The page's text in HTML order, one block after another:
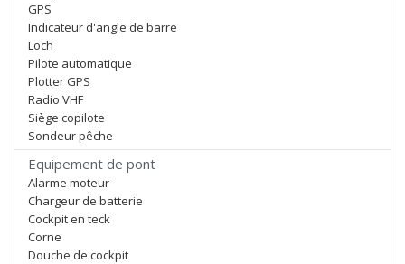
GPS
Indicateur d'angle de barre
Loch
Pilote automatique
Plotter GPS
Radio VHF
Siège copilote
Sondeur pêche
Equipement de pont
Alarme moteur
Chargeur de batterie
Cockpit en teck
Corne
Douche de cockpit